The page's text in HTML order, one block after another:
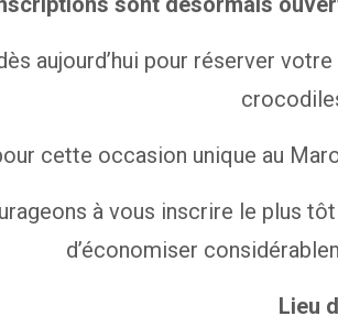
aujourd’hui pour réserver
cette occasion unique au
à vous inscrire le plus
d’économiser
Lieu